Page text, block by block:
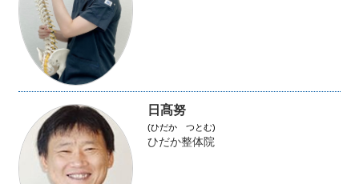
日髙努
(ひだか つとむ)
ひだか整体院